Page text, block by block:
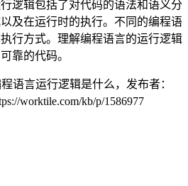
逻辑包括了对代码的语法和语义分
及在运行时的执行。不同的编程语
行方式。理解编程语言的运行逻辑
靠的代码。
语言运行逻辑是什么，发布者：
worktile.com/kb/p/1586977